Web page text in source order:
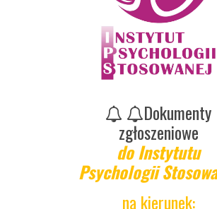
Dokumenty
zgłoszeniowe
do Instytutu
Psychologii
na kierunek: